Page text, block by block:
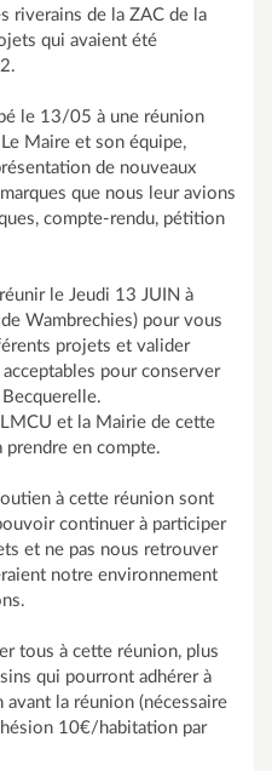
riverains de la ZAC de la
qui avaient été
le 13/05 à une réunion
Maire et son équipe,
de nouveaux
que nous leur avions
compte-rendu, pétition
le Jeudi 13 JUIN à
Wambrechies) pour vous
projets et valider
pour conserver
et la Mairie de cette
prendre en compte.
à cette réunion sont
continuer à participer
et ne pas nous retrouver
notre environnement
tous à cette réunion, plus
qui pourront adhérer à
avant la réunion (nécessaire
10€/habitation par